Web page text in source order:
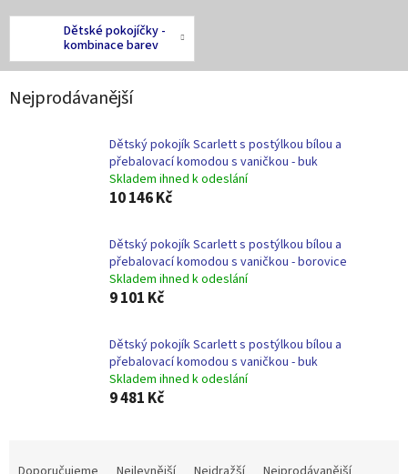
Dětské pokojíčky -
kombinace barev
Nejprodávanější
Dětský pokojík Scarlett s postýlkou bílou a
přebalovací komodou s vaničkou - buk
Skladem ihned k odeslání
10 146 Kč
Dětský pokojík Scarlett s postýlkou bílou a
přebalovací komodou s vaničkou - borovice
Skladem ihned k odeslání
9 101 Kč
Dětský pokojík Scarlett s postýlkou bílou a
přebalovací komodou s vaničkou - buk
Skladem ihned k odeslání
9 481 Kč